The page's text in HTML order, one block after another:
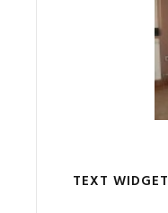
TEXT WIDGET